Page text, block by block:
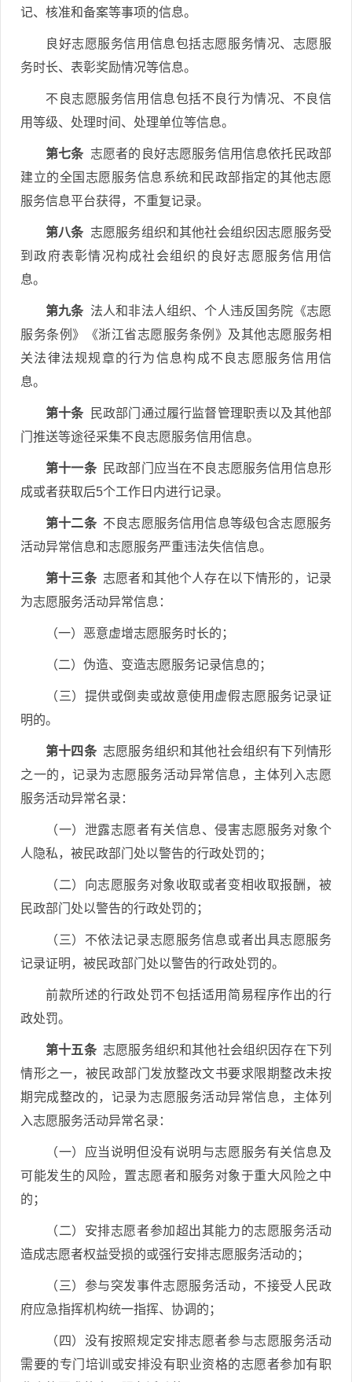
记、核准和备案等事项的信息。
良好志愿服务信用信息包括志愿服务情况、志愿服
务时长、表彰奖励情况等信息。
不良志愿服务信用信息包括不良行为情况、不良信
用等级、处理时间、处理单位等信息。
第七条 志愿者的良好志愿服务信用信息依托民政部
建立的全国志愿服务信息系统和民政部指定的其他志愿
服务信息平台获得，不重复记录。
第八条 志愿服务组织和其他社会组织因志愿服务受
到政府表彰情况构成社会组织的良好志愿服务信用信
息。
第九条 法人和非法人组织、个人违反国务院《志愿
服务条例》《浙江省志愿服务条例》及其他志愿服务相
关法律法规规章的行为信息构成不良志愿服务信用信
息。
第十条 民政部门通过履行监督管理职责以及其他部
门推送等途径采集不良志愿服务信用信息。
第十一条民政部门应当在不良志愿服务信用信息形
成或者获取后5个工作日内进行记录。
第十二条不良志愿服务信用信息等级包含志愿服务
活动异常信息和志愿服务严重违法失信信息。
第十三条志愿者和其他个人存在以下情形的，记录
为志愿服务活动异常信息：
（一）恶意虚增志愿服务时长的；
（二）伪造、变造志愿服务记录信息的；
（三）提供或倒卖或故意使用虚假志愿服务记录证
明的。
第十四条志愿服务组织和其他社会组织有下列情形
之一的，记录为志愿服务活动异常信息，主体列入志愿
服务活动异常名录：
（一）泄露志愿者有关信息、侵害志愿服务对象个
人隐私，被民政部门处以警告的行政处罚的；
（二）向志愿服务对象收取或者变相收取报酬，被
民政部门处以警告的行政处罚的；
（三）不依法记录志愿服务信息或者出具志愿服务
记录证明，被民政部门处以警告的行政处罚的。
前款所述的行政处罚不包括适用简易程序作出的行
政处罚。
第十五条志愿服务组织和其他社会组织因存在下列
情形之一，被民政部门发放整改文书要求限期整改未按
期完成整改的，记录为志愿服务活动异常信息，主体列
入志愿服务活动异常名录：
（一）应当说明但没有说明与志愿服务有关信息及
可能发生的风险，置志愿者和服务对象于重大风险之中
的；
（二）安排志愿者参加超出其能力的志愿服务活动
造成志愿者权益受损的或强行安排志愿服务活动的；
（三）参与突发事件志愿服务活动，不接受人民政
府应急指挥机构统一指挥、协调的；
（四）没有按照规定安排志愿者参与志愿服务活动
需要的专门培训或安排没有职业资格的志愿者参加有职